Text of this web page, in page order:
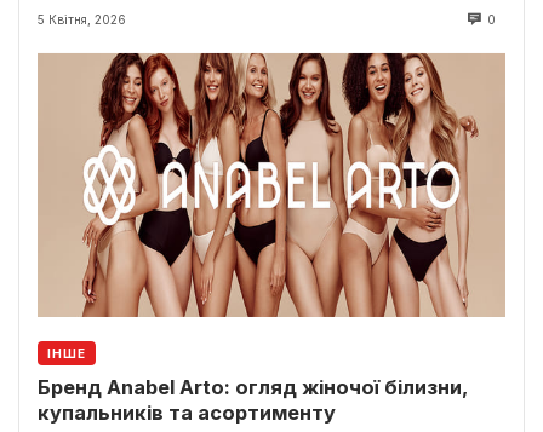
5 Квітня, 2026 0
ІНШЕ
Бренд Anabel Arto: огляд жіночої білизни,
купальників та асортименту